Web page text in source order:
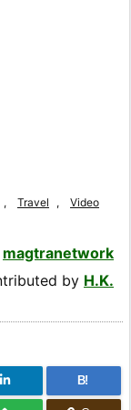
, Travel , Video
magtranetwork
by H.K.
B!